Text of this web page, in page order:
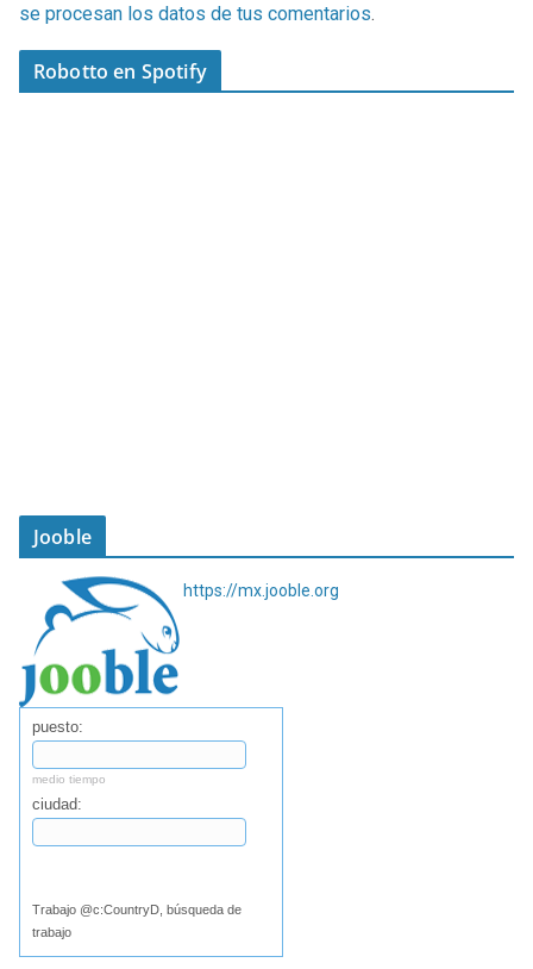
se procesan los datos de tus comentarios.
Robotto en Spotify
Jooble
https://mx.jooble.org
puesto:
medio tiempo
ciudad:
Trabajo @c:CountryD, búsqueda de
trabajo